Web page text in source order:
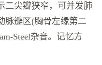
二尖瓣狭窄，可并发肺
脉瓣区(胸骨左缘第二
Steel杂音。记忆方